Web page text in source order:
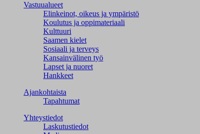
Vastuualueet
Elinkeinot, oikeus ja ympäristö
Koulutus ja oppimateriaali
Kulttuuri
Saamen kielet
Sosiaali ja terveys
Kansainvälinen työ
Lapset ja nuoret
Hankkeet
Ajankohtaista
Tapahtumat
Yhteystiedot
Laskutustiedot